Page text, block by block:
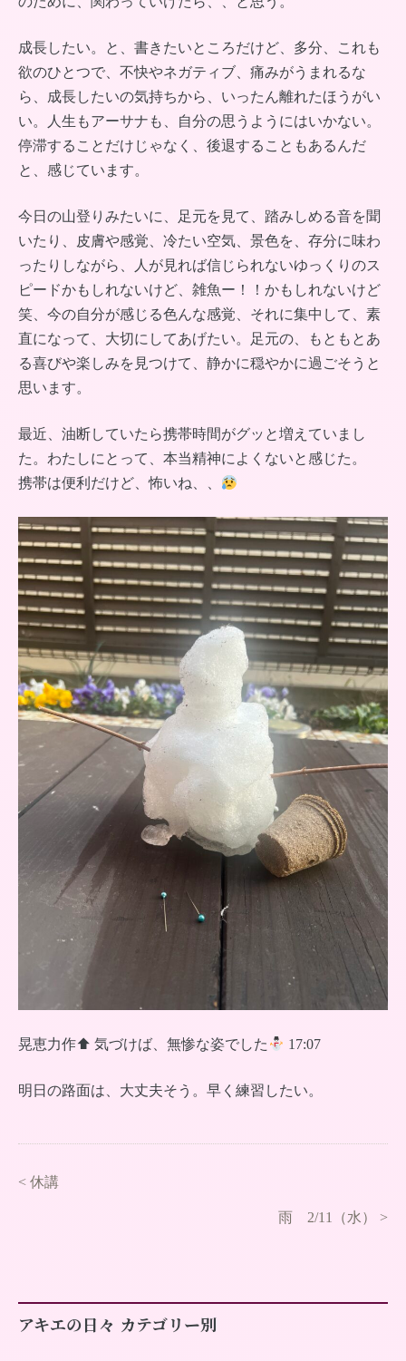
成長したい。と、書きたいところだけど、多分、これも
欲のひとつで、不快やネガティブ、痛みがうまれるな
ら、成長したいの気持ちから、いったん離れたほうがい
い。人生もアーサナも、自分の思うようにはいかない。
停滞することだけじゃなく、後退することもあるんだ
と、感じています。
今日の山登りみたいに、足元を見て、踏みしめる音を聞
いたり、皮膚や感覚、冷たい空気、景色を、存分に味わ
ったりしながら、人が見れば信じられないゆっくりのス
ピードかもしれないけど、雑魚ー！！かもしれないけど
笑、今の自分が感じる色んな感覚、それに集中して、素
直になって、大切にしてあげたい。足元の、もともとあ
る喜びや楽しみを見つけて、静かに穏やかに過ごそうと
思います。
最近、油断していたら携帯時間がグッと増えていまし
た。わたしにとって、本当精神によくないと感じた。
携帯は便利だけど、怖いね、、
晃恵力作⬆︎ 気づけば、無惨な姿でした 17:07
明日の路面は、大丈夫そう。早く練習したい。
< 休講
雨 2/11（水） >
アキエの日々 カテゴリー別